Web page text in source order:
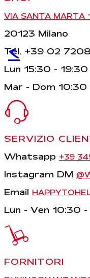
<
VIA SANTA MARTA
20123 Milano
Tel. +39 02
Lun 15:30 - 19:30
Mar - Dom 10:30
SERVIZIO
Whatsapp +39
Instagram DM
Email
Lun - Ven 10:30 -
FORNITORI